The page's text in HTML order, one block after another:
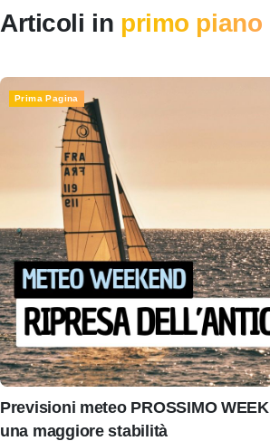
Articoli in primo piano
Prima Pagina
Previsioni meteo PROSSIMO
una maggiore stabilità